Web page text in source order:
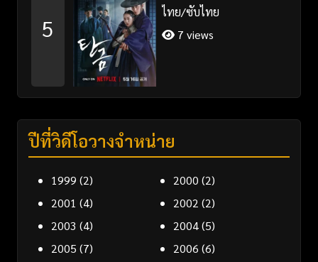
5
ไทย/ซับไทย
7 views
ปีที่วิดีโอวางจำหน่าย
1999 (2) 2000 (2)
2001 (4) 2002 (2)
2003 (4) 2004(5)
2005 (7) 2006 (6)